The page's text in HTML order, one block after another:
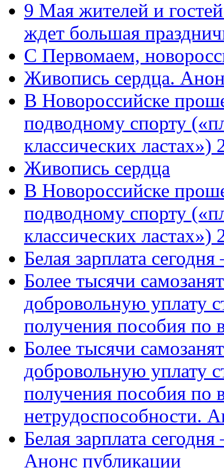
9 Мая жителей и
ждет большая
C Первомаем,
Живопись сердца.
В Новороссийске
подводному спорту
классических
Живопись сердца
В Новороссийске
подводному спорту
классических ластах»)
Белая зарплата
Более тысячи
добровольную уплату
получения пособия по
Более тысячи
добровольную уплату
получения пособия по
нетрудоспособности.
Белая зарплата
Анонс публикации